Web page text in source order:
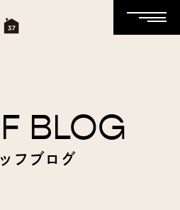
BLOG
フブログ